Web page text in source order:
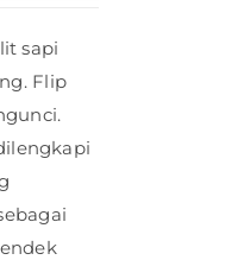
sapi
Flip